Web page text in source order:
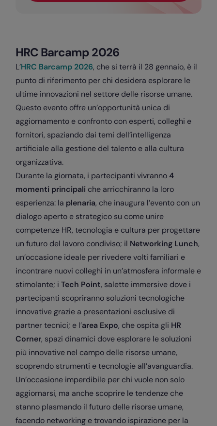
HRC Barcamp 2026
L’HRC Barcamp 2026, che si terrà il 28 gennaio, è il
punto di riferimento per chi desidera esplorare le
ultime innovazioni nel settore delle risorse umane.
Questo evento offre un’opportunità unica di
aggiornamento e confronto con esperti, colleghi e
fornitori, spaziando dai temi dell’intelligenza
artificiale alla gestione del talento e alla cultura
organizzativa.
Durante la giornata, i partecipanti vivranno4
momenti principali che arricchiranno la loro
esperienza: la plenaria, che inaugura l’evento con un
dialogo aperto e strategico su come unire
competenze HR, tecnologia e cultura per progettare
un futuro del lavoro condiviso; il Networking Lunch,
un’occasione ideale per rivedere volti familiari e
incontrare nuovi colleghi in un’atmosfera informale e
stimolante; i Tech Point, salette immersive dove i
partecipanti scopriranno soluzioni tecnologiche
innovative grazie a presentazioni esclusive di
partner tecnici; e l’area Expo, che ospita gli HR
Corner, spazi dinamici dove esplorare le soluzioni
più innovative nel campo delle risorse umane,
scoprendo strumenti e tecnologie all’avanguardia.
Un’occasione imperdibile per chi vuole non solo
aggiornarsi, ma anche scoprire le tendenze che
stanno plasmando il futuro delle risorse umane,
facendo networking e trovando ispirazione per la